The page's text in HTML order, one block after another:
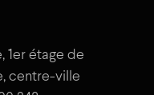
1er étage de
centre-ville